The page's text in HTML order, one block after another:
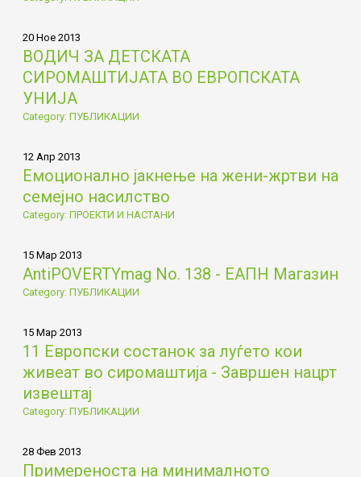
20 Ное 2013
ВОДИЧ ЗА ДЕТСКАТА
СИРОМАШТИЈАТА ВО ЕВРОПСКАТА
УНИЈА
Category: ПУБЛИКАЦИИ
12 Апр 2013
Емоционално јакнење на жени-жртви на
семејно насилство
Category: ПРОЕКТИ И НАСТАНИ
15 Мар 2013
AntiPOVERTYmag No. 138 - ЕАПН Магазин
Category: ПУБЛИКАЦИИ
15 Мар 2013
11 Европски состанок за луѓето кои
живеат во сиромаштија - Завршен нацрт
извештај
Category: ПУБЛИКАЦИИ
28 Фев 2013
Примереностa на минималното